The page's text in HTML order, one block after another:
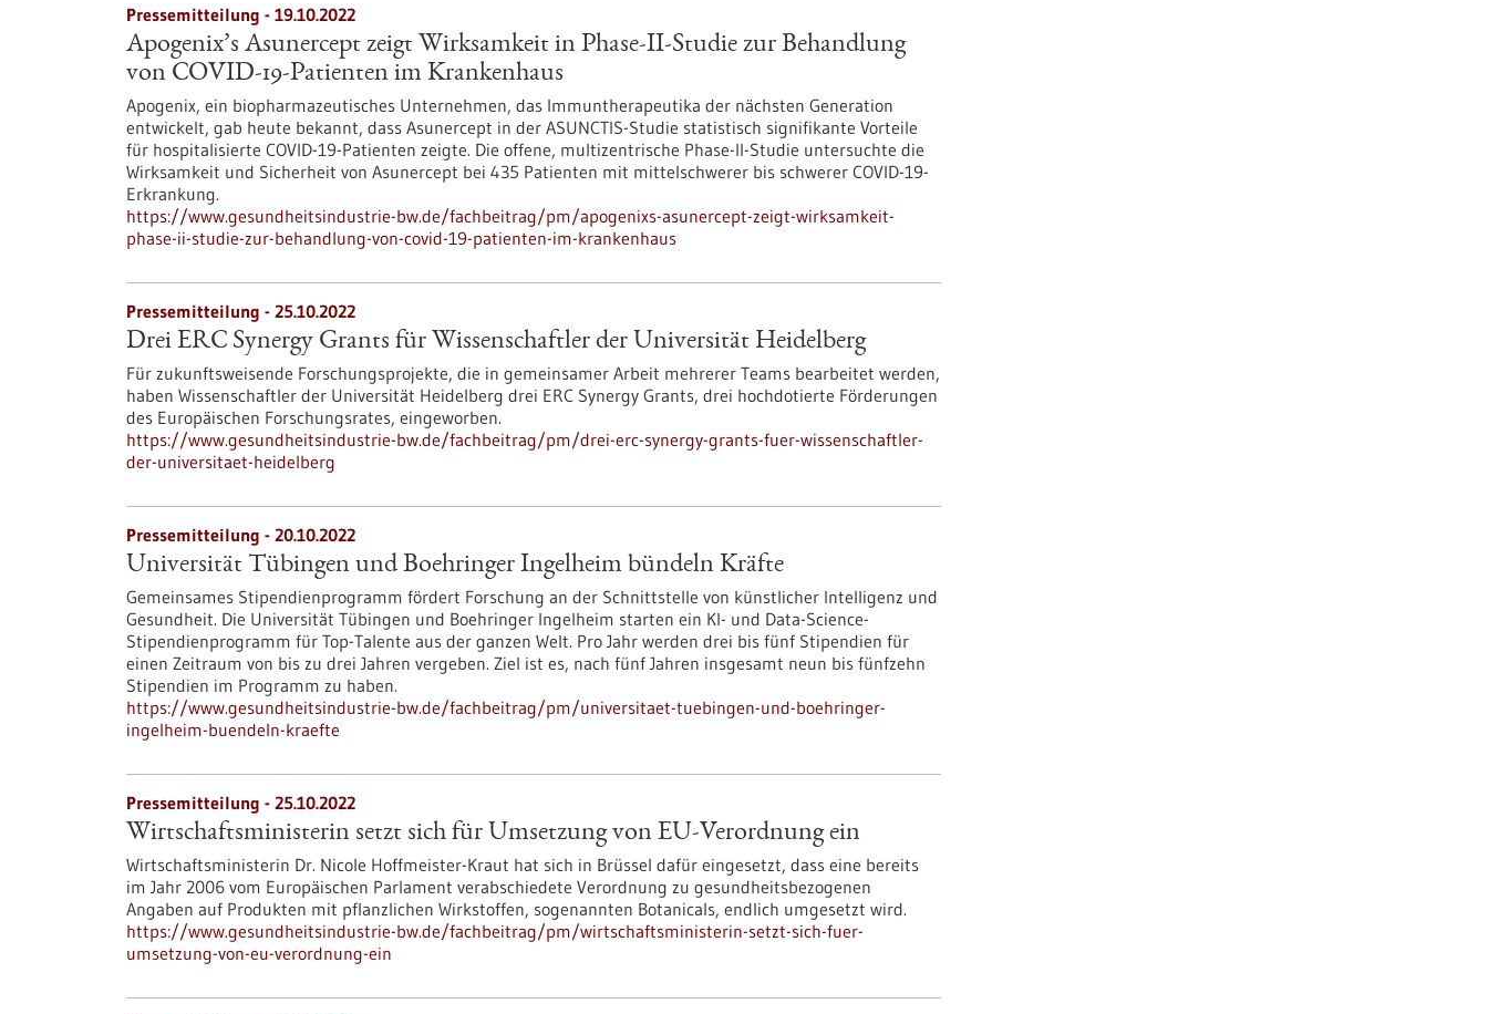
Pressemitteilung - 19.10.2022
Apogenix’s Asunercept zeigt Wirksamkeit in Phase-II-Studie zur Behandlung
von COVID-19-Patienten im Krankenhaus
Apogenix, ein biopharmazeutisches Unternehmen, das Immuntherapeutika der nächsten Generation
entwickelt, gab heute bekannt, dass Asunercept in der ASUNCTIS-Studie statistisch signifikante Vorteile
für hospitalisierte COVID-19-Patienten zeigte. Die offene, multizentrische Phase-II-Studie untersuchte die
Wirksamkeit und Sicherheit von Asunercept bei 435 Patienten mit mittelschwerer bis schwerer COVID-19-
Erkrankung.
https://www.gesundheitsindustrie-bw.de/fachbeitrag/pm/apogenixs-asunercept-zeigt-wirksamkeit-
phase-ii-studie-zur-behandlung-von-covid-19-patienten-im-krankenhaus
Pressemitteilung - 25.10.2022
Drei ERC Synergy Grants für Wissenschaftler der Universität Heidelberg
Für zukunftsweisende Forschungsprojekte, die in gemeinsamer Arbeit mehrerer Teams bearbeitet werden,
haben Wissenschaftler der Universität Heidelberg drei ERC Synergy Grants, drei hochdotierte Förderungen
des Europäischen Forschungsrates, eingeworben.
https://www.gesundheitsindustrie-bw.de/fachbeitrag/pm/drei-erc-synergy-grants-fuer-wissenschaftler-
der-universitaet-heidelberg
Pressemitteilung - 20.10.2022
Universität Tübingen und Boehringer Ingelheim bündeln Kräfte
Gemeinsames Stipendienprogramm fördert Forschung an der Schnittstelle von künstlicher Intelligenz und
Gesundheit. Die Universität Tübingen und Boehringer Ingelheim starten ein KI- und Data-Science-
Stipendienprogramm für Top-Talente aus der ganzen Welt. Pro Jahr werden drei bis fünf Stipendien für
einen Zeitraum von bis zu drei Jahren vergeben. Ziel ist es, nach fünf Jahren insgesamt neun bis fünfzehn
Stipendien im Programm zu haben.
https://www.gesundheitsindustrie-bw.de/fachbeitrag/pm/universitaet-tuebingen-und-boehringer-
ingelheim-buendeln-kraefte
Pressemitteilung - 25.10.2022
Wirtschaftsministerin setzt sich für Umsetzung von EU-Verordnung ein
Wirtschaftsministerin Dr. Nicole Hoffmeister-Kraut hat sich in Brüssel dafür eingesetzt, dass eine bereits
im Jahr 2006 vom Europäischen Parlament verabschiedete Verordnung zu gesundheitsbezogenen
Angaben auf Produkten mit pflanzlichen Wirkstoffen, sogenannten Botanicals, endlich umgesetzt wird.
https://www.gesundheitsindustrie-bw.de/fachbeitrag/pm/wirtschaftsministerin-setzt-sich-fuer-
umsetzung-von-eu-verordnung-ein